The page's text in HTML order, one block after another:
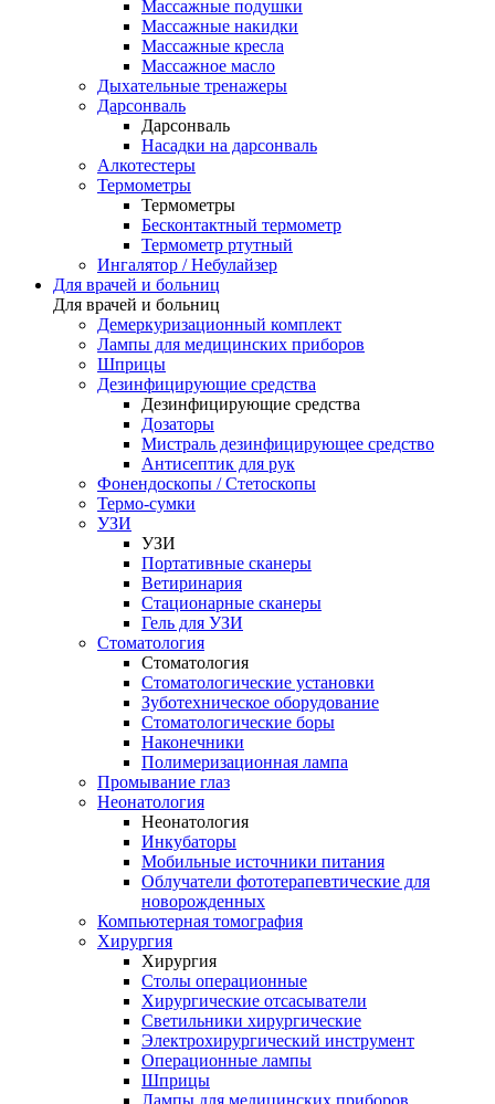
Массажные подушки
Массажные накидки
Массажные кресла
Массажное масло
Дыхательные тренажеры
Дарсонваль
Дарсонваль
Насадки на дарсонваль
Алкотестеры
Термометры
Термометры
Бесконтактный термометр
Термометр ртутный
Ингалятор / Небулайзер
Для врачей и больниц
Для врачей и больниц
Демеркуризационный комплект
Лампы для медицинских приборов
Шприцы
Дезинфицирующие средства
Дезинфицирующие средства
Дозаторы
Мистраль дезинфицирующее средство
Антисептик для рук
Фонендоскопы / Стетоскопы
Термо-сумки
УЗИ
УЗИ
Портативные сканеры
Ветиринария
Стационарные сканеры
Гель для УЗИ
Стоматология
Стоматология
Стоматологические установки
Зуботехническое оборудование
Стоматологические боры
Наконечники
Полимеризационная лампа
Промывание глаз
Неонатология
Неонатология
Инкубаторы
Мобильные источники питания
Облучатели фототерапевтические для
новорожденных
Компьютерная томография
Хирургия
Хирургия
Столы операционные
Хирургические отсасыватели
Светильники хирургические
Электрохирургический инструмент
Операционные лампы
Шприцы
Лампы для медицинских приборов